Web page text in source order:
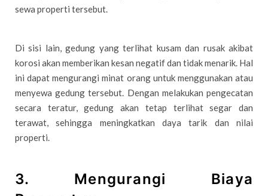
sewa properti tersebut.
Di sisi lain, gedung yang terlihat kusam dan rusak akibat
korosi akan memberikan kesan negatif dan tidak menarik. Hal
ini dapat mengurangi minat orang untuk menggunakan atau
menyewa gedung tersebut. Dengan melakukan pengecatan
secara teratur, gedung akan tetap terlihat segar dan
terawat, sehingga meningkatkan daya tarik dan nilai
properti.
3. Mengurangi Biaya